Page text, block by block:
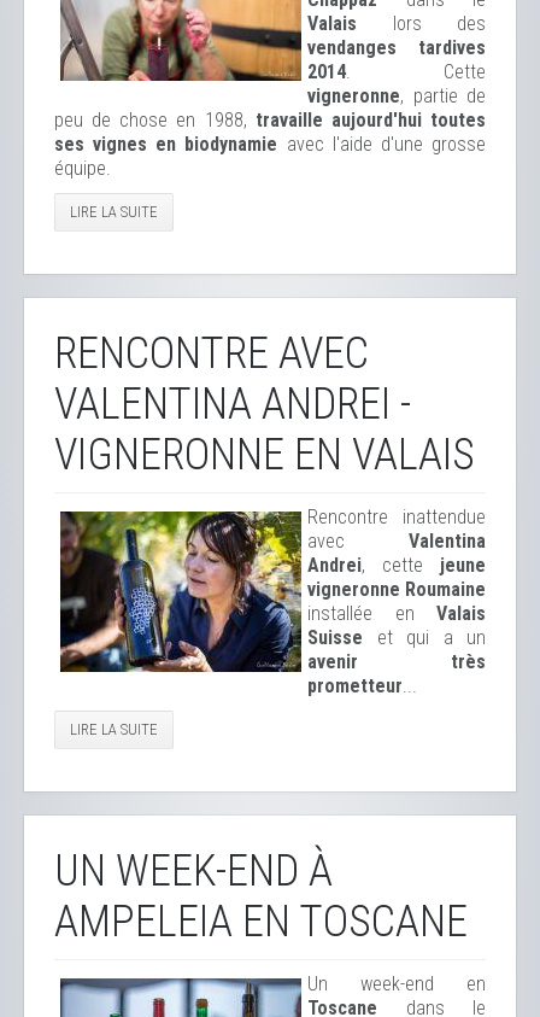
Valais lors des
vendanges tardives
2014. Cette
vigneronne, partie de
peu de chose en 1988, travaille aujourd'hui toutes
ses vignes en biodynamie avec l'aide d'une grosse
équipe.
LIRE LA SUITE
RENCONTRE AVEC
VALENTINA ANDREI -
VIGNERONNE EN VALAIS
Rencontre inattendue
avec Valentina
Andrei, cette jeune
vigneronne Roumaine
installée en Valais
Suisse et qui a un
avenir très
prometteur...
LIRE LA SUITE
UN WEEK-END À
AMPELEIA EN TOSCANE
Un week-end en
Toscane dans le